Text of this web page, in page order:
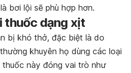
bơi lội sẽ phù hợp hơn.
thuốc dạng xịt
bị khó thở, đặc biệt là do
khuyên họ dùng các loại
này đóng vai trò như